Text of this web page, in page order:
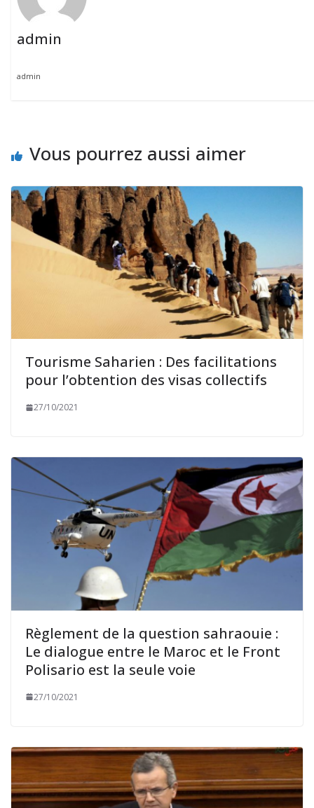
admin
admin
Vous pourrez aussi aimer
Tourisme Saharien : Des facilitations
pour l’obtention des visas collectifs
27/10/2021
Règlement de la question sahraouie :
Le dialogue entre le Maroc et le Front
Polisario est la seule voie
27/10/2021